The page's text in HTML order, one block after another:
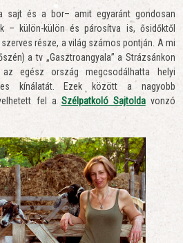
sajt és a bor– amit egyaránt gondosan
– külön-külön és párosítva is, ősidőktől
része, a világ számos pontján. A mi
a tv „Gasztroangyala” a Strázsánkon
egész ország megcsodálhatta helyi
kínálatát. Ezek között a nagyobb
fel a Szélpatkoló Sajtolda vonzó